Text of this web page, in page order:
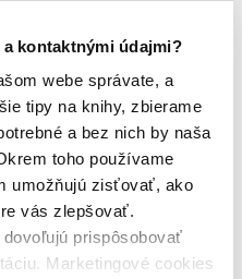
kontaktnými údajmi?
webe správate, a
tipy na knihy, zbierame
a bez nich by naša
toho používame
umožňujú zisťovať, ako
vás zlepšovať.
prispôsobovať
Marketingové cookies
na centrálnom sklade
(0 titulov)
dostupná (bez
čítaná - výborný stav
(0 titulov)čítaná - mierne